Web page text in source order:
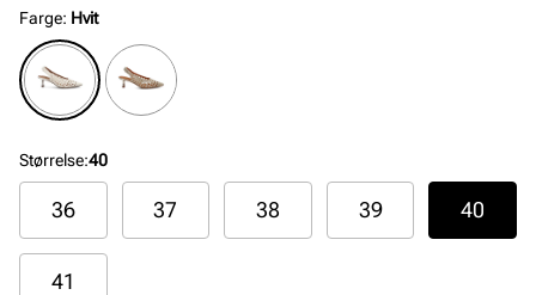
bakremmen som gjør at pumpsen sitter pent på
foten.
Farge: Hvit
Størrelse:40
36 37 38 39 40
41